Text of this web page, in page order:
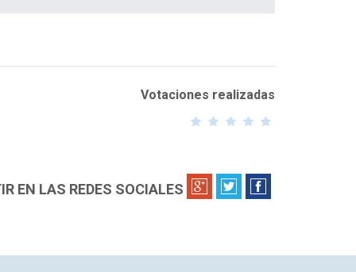
Votaciones realizadas
EN LAS REDES SOCIALES